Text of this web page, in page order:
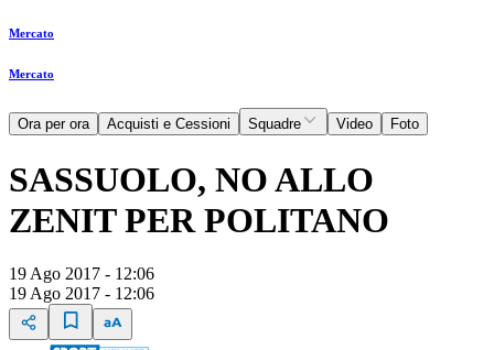
Mercato
Mercato
Ora per ora Acquisti e Cessioni Squadre Video Foto
SASSUOLO, NO ALLO
ZENIT PER POLITANO
19 Ago 2017 - 12:06
19 Ago 2017 - 12:06